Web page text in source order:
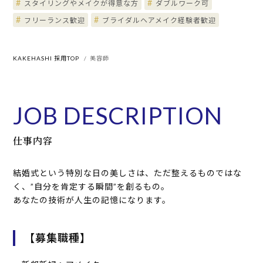
# スタイリングやメイクが得意な方 # ダブルワーク可
# フリーランス歓迎 # ブライダルヘアメイク経験者歓迎
KAKEHASHI 採用TOP 美容師
JOB DESCRIPTION
仕事内容
結婚式という特別な日の美しさは、ただ整えるものではな
く、”自分を肯定する瞬間”を創るもの。
あなたの技術が人生の記憶になります。
【募集職種】